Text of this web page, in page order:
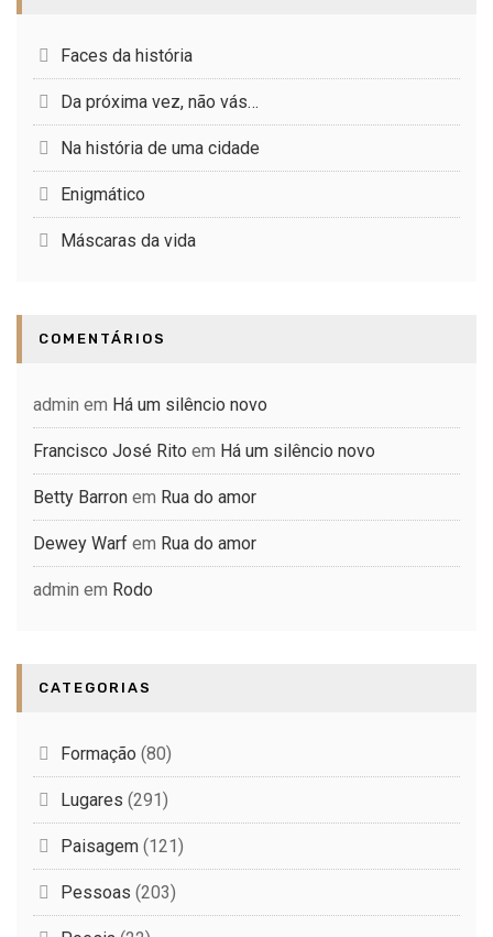
Faces da história
Da próxima vez, não vás…
Na história de uma cidade
Enigmático
Máscaras da vida
COMENTÁRIOS
admin em Há um silêncio novo
Francisco José Rito em Há um silêncio novo
Betty Barron em Rua do amor
Dewey Warf em Rua do amor
admin em Rodo
CATEGORIAS
Formação (80)
Lugares (291)
Paisagem (121)
Pessoas (203)